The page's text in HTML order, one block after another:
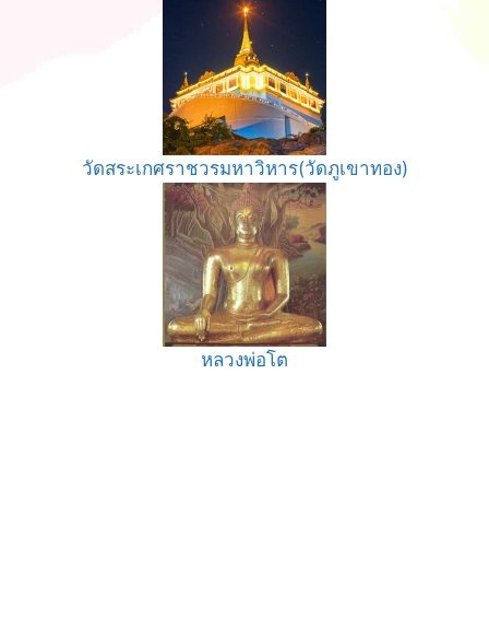
วัดสระเกศราชวรมหาวิหาร(วัดภูเขาทอง)
หลวงพ่อโต